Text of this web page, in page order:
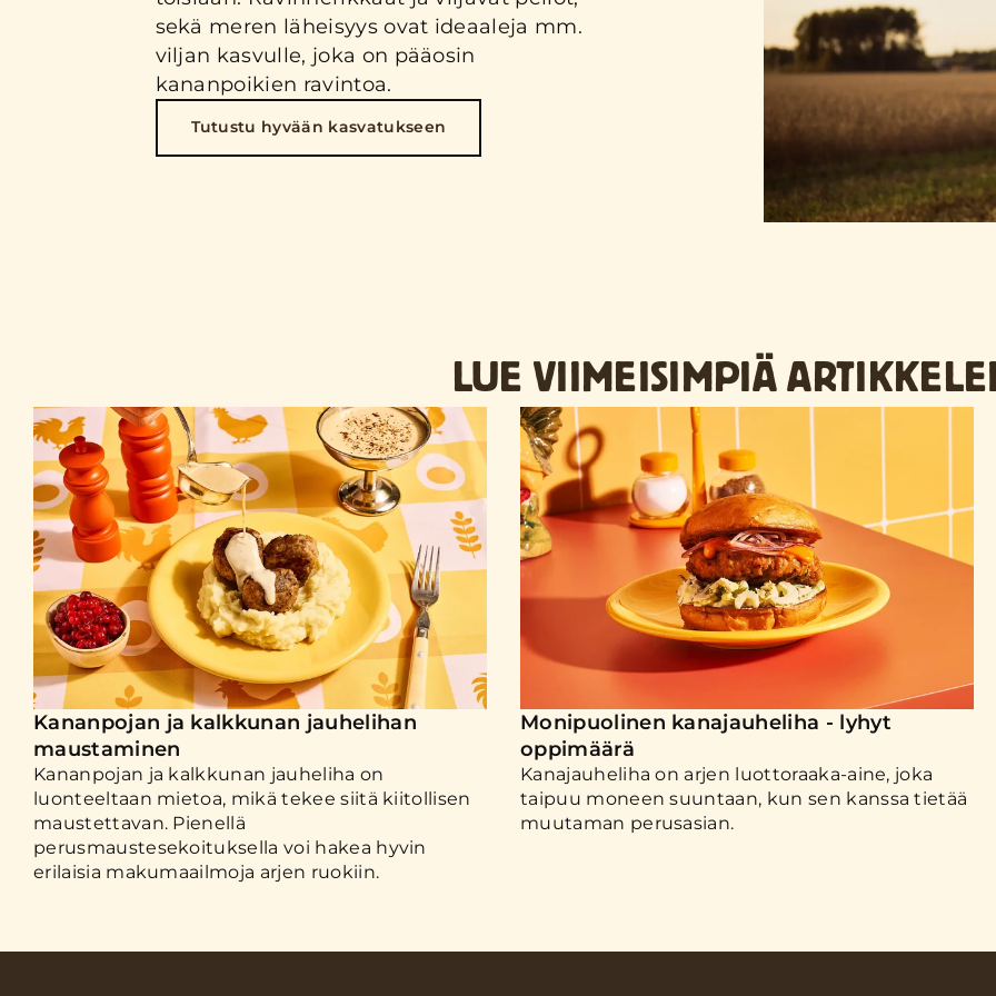
sekä meren läheisyys ovat ideaaleja mm.
viljan kasvulle, joka on pääosin
kananpoikien ravintoa.
Tutustu hyvään kasvatukseen
LUE VIIMEISIMPIÄ
Kananpojan ja kalkkunan jauhelihan
maustaminen
Kananpojan ja kalkkunan jauheliha on
luonteeltaan mietoa, mikä tekee siitä kiitollisen
maustettavan. Pienellä
perusmaustesekoituksella voi hakea hyvin
erilaisia makumaailmoja arjen ruokiin.
Monipuolinen kanajauheliha - lyhyt
oppimäärä
Kanajauheliha on arjen luottoraaka-aine, joka
taipuu moneen suuntaan, kun sen kanssa tietää
muutaman perusasian.